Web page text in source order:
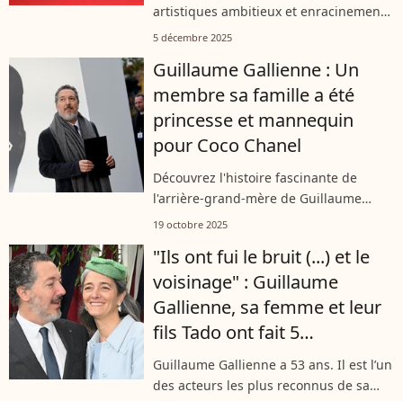
artistiques ambitieux et enracinement
profond dans la capitale, ce comédien
singulier à Paris. Derrière son charme...
5 décembre 2025
Guillaume Gallienne : Un
membre sa famille a été
princesse et mannequin
pour Coco Chanel
Découvrez l'histoire fascinante de
l'arrière-grand-mère de Guillaume
Gallienne, une princesse géorgienne
l'acteur. Mannequin pour Coco Chanel,
cette...
19 octobre 2025
"Ils ont fui le bruit (...) et le
voisinage" : Guillaume
Gallienne, sa femme et leur
fils Tado ont fait 5
déménagements avant de
trouver l'appartement idéal
Guillaume Gallienne a 53 ans. Il est l’un
des acteurs les plus reconnus de sa